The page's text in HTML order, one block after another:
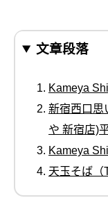
文章段落
Kameya
新宿西口思
や 新宿店)
Kameya
天玉そば（